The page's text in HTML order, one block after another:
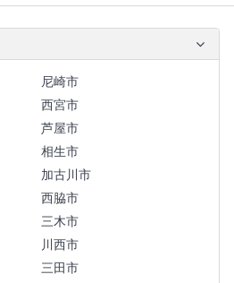
尼崎市
西宮市
芦屋市
相生市
加古川市
西脇市
三木市
川西市
三田市